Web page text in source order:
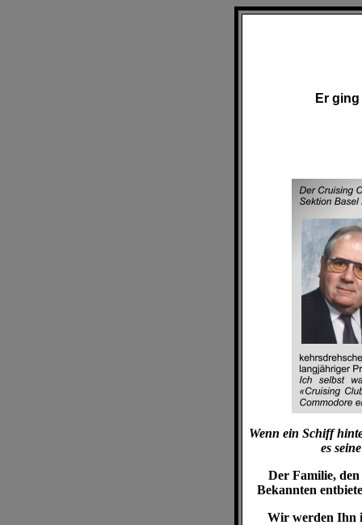
Er
Wenn ein Schiff
es
Der Familie,
Bekannten
Wir werden Ihn